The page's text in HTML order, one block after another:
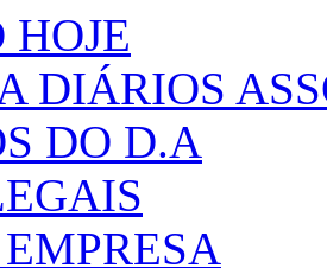
HOJE
DIÁRIOS
DO D.A